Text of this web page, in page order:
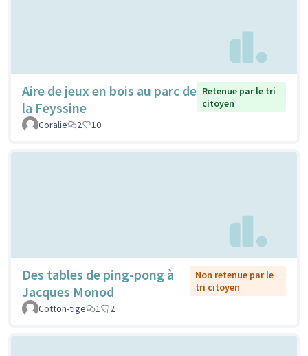
Aire de jeux en bois au parc de
la Feyssine
Retenue par le tri
citoyen
Coralie
2 10
Des tables de ping-pong à
Jacques Monod
Non retenue par le
tri citoyen
Cotton-tige
1 2